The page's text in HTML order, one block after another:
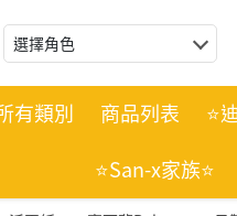
選擇角色
有類別 商品列表 ⭐
⭐San-x家族⭐